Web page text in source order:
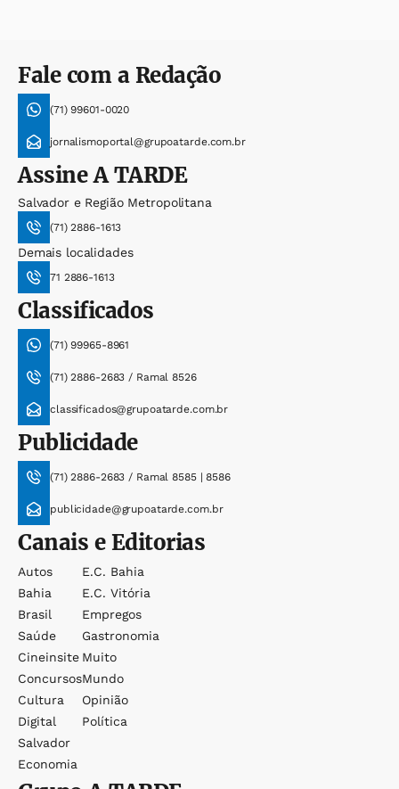
Fale com a Redação
(71) 99601-0020
jornalismoportal@grupoatarde.com.br
AssineA TARDE
Salvador e Região Metropolitana
(71) 2886-1613
Demais localidades
71 2886-1613
Classificados
(71) 99965-8961
(71) 2886-2683 / Ramal 8526
classificados@grupoatarde.com.br
Publicidade
(71) 2886-2683 / Ramal 8585 | 8586
publicidade@grupoatarde.com.br
Canais e Editorias
Autos
Bahia
Brasil
Saúde
Cineinsite
Concursos
Cultura
Digital
Salvador
Economia
E.c. Bahia
E.c. Vitória
Empregos
Gastronomia
Muito
Mundo
Opinião
Política